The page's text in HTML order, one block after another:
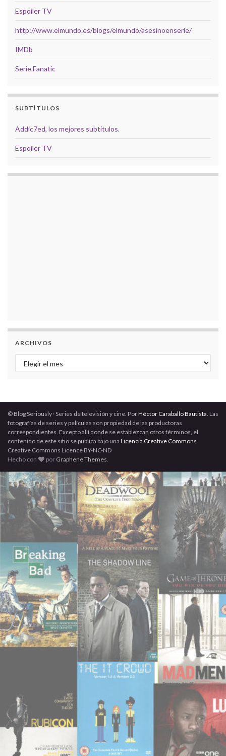
Espoiler TV
http://www.elmundo.es/blogs/elmundo/asesinoenserie/
IMDb
Serie Fanatic
SUBTÍTULOS
Addic7ed, los mejores subtítulos.
Espoiler TV
ARCHIVOS
Archivos
© Blog Seriously · Series de televisión y cine. PorHéctor Caraballo Bautista . Las
fotografías de series y películas son propiedad de las productoras
correspondientes. Excepto allí donde se establezcan otros términos, el
contenido de este sitio se publica bajo una Licencia Creative Commons
Creative Commons Licence BY-NC-ND
Hecho con
por Graphene Themes